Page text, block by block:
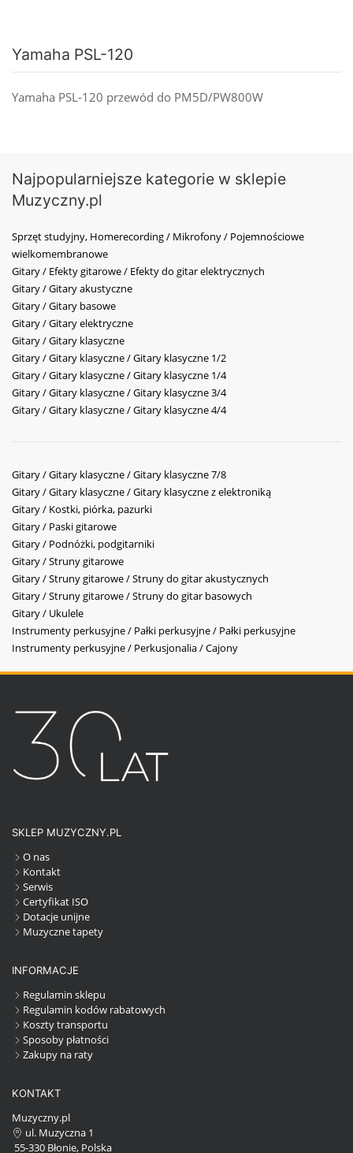
Yamaha PSL-120
Yamaha PSL-120 przewód do PM5D/PW800W
Najpopularniejsze kategorie w sklepie
Muzyczny.pl
Sprzęt studyjny, Homerecording / Mikrofony / Pojemnościowe
wielkomembranowe
Gitary / Efekty gitarowe / Efekty do gitar elektrycznych
Gitary / Gitary akustyczne
Gitary / Gitary basowe
Gitary / Gitary elektryczne
Gitary / Gitary klasyczne
Gitary / Gitary klasyczne / Gitary klasyczne 1/2
Gitary / Gitary klasyczne / Gitary klasyczne 1/4
Gitary / Gitary klasyczne / Gitary klasyczne 3/4
Gitary / Gitary klasyczne / Gitary klasyczne 4/4
Gitary / Gitary klasyczne / Gitary klasyczne 7/8
Gitary / Gitary klasyczne / Gitary klasyczne z elektroniką
Gitary / Kostki, piórka, pazurki
Gitary / Paski gitarowe
Gitary / Podnóżki, podgitarniki
Gitary / Struny gitarowe
Gitary / Struny gitarowe / Struny do gitar akustycznych
Gitary / Struny gitarowe / Struny do gitar basowych
Gitary / Ukulele
Instrumenty perkusyjne / Pałki perkusyjne / Pałki perkusyjne
Instrumenty perkusyjne / Perkusjonalia / Cajony
SKLEP MUZYCZNY.PL
O nas
Kontakt
Serwis
Certyfikat ISO
Dotacje unijne
Muzyczne tapety
INFORMACJE
Regulamin sklepu
Regulamin kodów rabatowych
Koszty transportu
Sposoby płatności
Zakupy na raty
KONTAKT
Muzyczny.pl
ul. Muzyczna 1
55-330 Błonie, Polska